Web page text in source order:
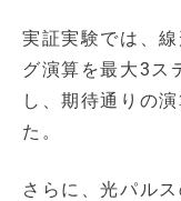
実証実験では、
グ演算を最大3ス
し、期待通りの
た。
さらに、光パル